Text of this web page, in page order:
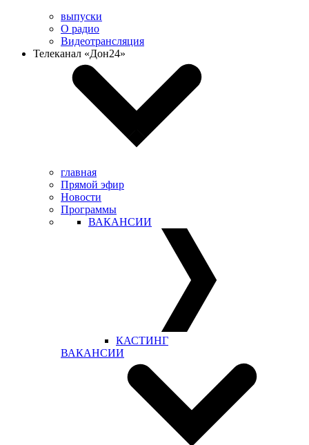
выпуски
О радио
Видеотрансляция
Телеканал «Дон24»
главная
Прямой эфир
Новости
Программы
ВАКАНСИИ
КАСТИНГ
ВАКАНСИИ